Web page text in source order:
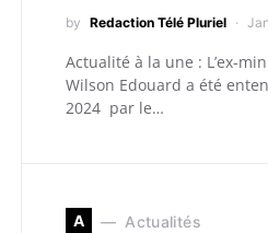
by Redaction Télé Pluriel
Actualité à la une : L’ex-
Wilson Edouard a été
2024 par le…
A Actualités